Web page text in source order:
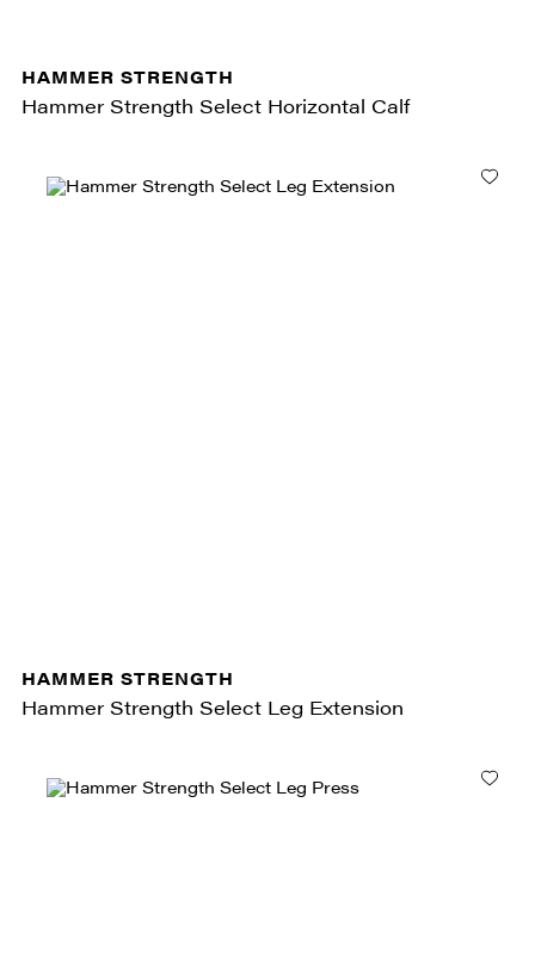
HAMMER STRENGTH
Hammer Strength Select Horizontal Calf
HAMMER STRENGTH
Hammer Strength Select Leg Extension